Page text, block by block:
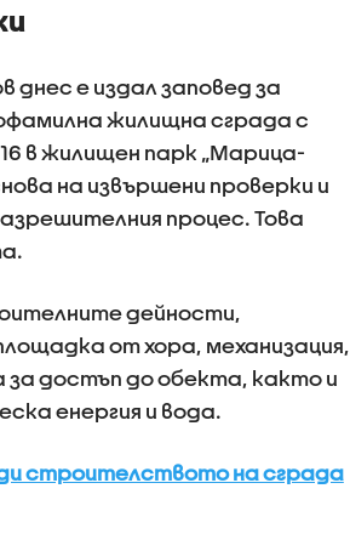
е издал заповед за
жилищна сграда с
в жилищен парк „Марица-
на извършени проверки и
процес. Това
дейности,
от хора, механизация,
за достъп до обекта, както и
енергия и вода.
строителството на сграда